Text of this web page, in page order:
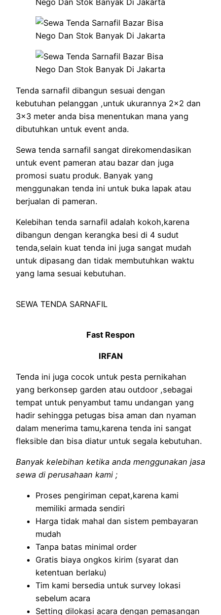
Tenda sarnafil dibangun sesuai dengan
kebutuhan pelanggan ,untuk ukurannya 2×2 dan
3×3 meter anda bisa menentukan mana yang
dibutuhkan untuk event anda.
Sewa tenda sarnafil sangat direkomendasikan
untuk event pameran atau bazar dan juga
promosi suatu produk. Banyak yang
menggunakan tenda ini untuk buka lapak atau
berjualan di pameran.
Kelebihan tenda sarnafil adalah kokoh,karena
dibangun dengan kerangka besi di 4 sudut
tenda,selain kuat tenda ini juga sangat mudah
untuk dipasang dan tidak membutuhkan waktu
yang lama sesuai kebutuhan.
SEWA TENDA SARNAFIL
Fast Respon
IRFAN
Tenda ini juga cocok untuk pesta pernikahan
yang berkonsep garden atau outdoor ,sebagai
tempat untuk penyambut tamu undangan yang
hadir sehingga petugas bisa aman dan nyaman
dalam menerima tamu,karena tenda ini sangat
fleksible dan bisa diatur untuk segala kebutuhan.
Banyak kelebihan ketika anda menggunakan jasa
sewa di perusahaan kami ;
Proses pengiriman cepat,karena kami
memiliki armada sendiri
Harga tidak mahal dan sistem pembayaran
mudah
Tanpa batas minimal order
Gratis biaya ongkos kirim (syarat dan
ketentuan berlaku)
Tim kami bersedia untuk survey lokasi
sebelum acara
Setting dilokasi acara dengan pemasangan